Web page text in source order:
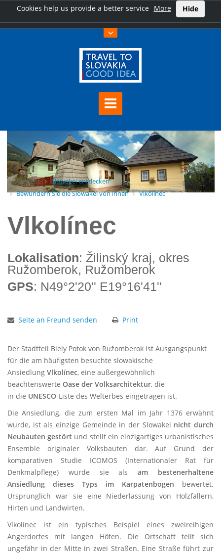
Cookies help us provide a better service More Hide
Hauptseite
Slowakei entdecken
Bewundern Sie die Slowakei von innen
Vlkolínec
Vlkolínec
Lokalisation: Žilinský kraj, okres
Ružomberok, Ružomberok
GPS: N49°2'20'' E19°16'41''
Seite an Freund senden Print
Der Stadtteil Biely Potok von Ružomberok ist Ausgangspunkt
für die am häufigsten besuchte slowakische
Ansiedlung Vlkolínec, eine außergewöhnlich
beachtenswerte Oase der Volksarchitektur, die
in die UNESCO-Liste des Welterbes eingetragen ist.
Die Ansiedlung, die zum ersten Mal im Jahr 1376 erwähnt
wurde, ist als einzige Gemeinde in der Slowakei nicht durch
Neubauten gestört und stellt ein einzigartiges urbanistisches
Ensemble originaler Volksbauten dar. Auf Grund der
komparativen Studie ICOMOS (Internationaler Rat für
Denkmalpflege) wurde sie alsam bestenerhaltene
Ansiedlung dieses Typs im Karpatenbogen bewertet.
Ursprünglich war sie eine Niederlassung von Holzfällern,
Hirten und Landwirten.
Vlkolínec ist ein typisches Beispiel eines zweireihigen
Angerdorfes mit langen Höfen. Die Ortschaft teilt sich
ungefähr in der Mitte in zwei Straßen. Eine Straße führt zur